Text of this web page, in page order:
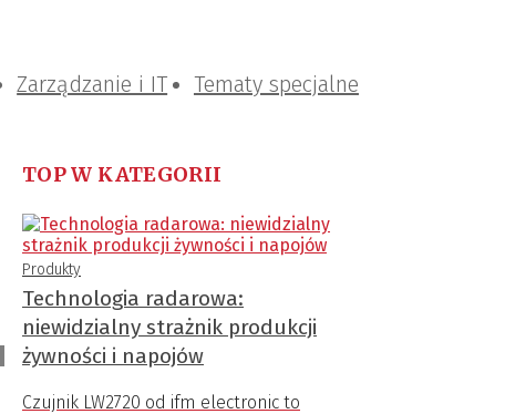
Zarządzanie i IT Tematy specjalne
TOP W KATEGORII
Produkty
Technologia radarowa:
niewidzialny strażnik produkcji
żywności i napojów
Czujnik LW2720 od ifm electronic to